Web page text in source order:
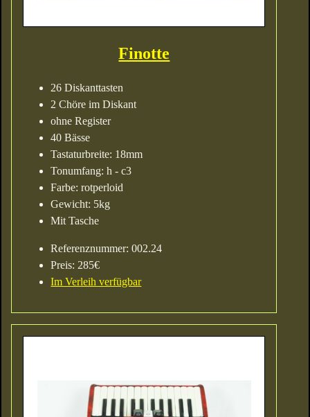
Finotte
26 Diskanttasten
2 Chöre im Diskant
ohne Register
40 Bässe
Tastaturbreite: 18mm
Tonumfang: h - c3
Farbe: rotperloid
Gewicht: 5kg
Mit Tasche
Referenznummer: 002.24
Preis: 285€
Im Verleih verfügbar